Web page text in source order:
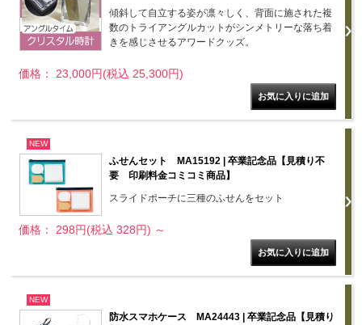
傾斜して自立する姿が凛々しく、背面に施された複
数のトライアングルカットがシンメトリーな落ち着
きを感じさせるアワードクッズ。
価格： 23,000円(税込 25,300円)
NEW
ふせんセット MA15192 | 卒業記念品【見積り不
要 印刷料金コミコミ商品】
スライドポーチに三種のふせんをセット
価格： 298円(税込 328円) ～
NEW
防水スマホケース MA24443 | 卒業記念品【見積り